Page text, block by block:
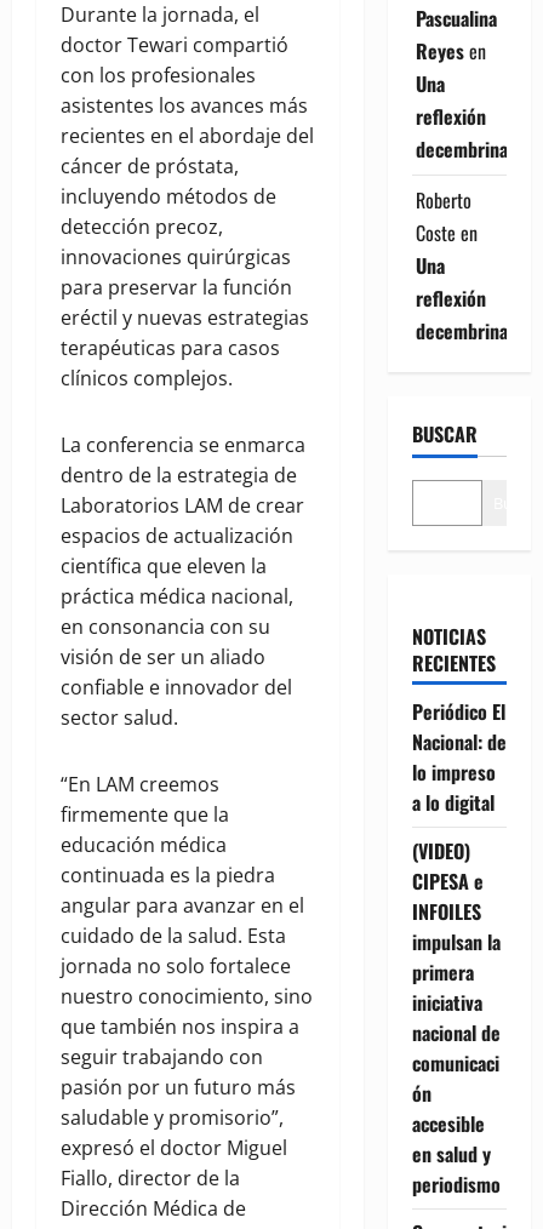
Durante la jornada, el
doctor Tewari compartió
con los profesionales
asistentes los avances más
recientes en el abordaje del
cáncer de próstata,
incluyendo métodos de
detección precoz,
innovaciones quirúrgicas
para preservar la función
eréctil y nuevas estrategias
terapéuticas para casos
clínicos complejos.
La conferencia se enmarca
dentro de la estrategia de
Laboratorios LAM de crear
espacios de actualización
científica que eleven la
práctica médica nacional,
en consonancia con su
visión de ser un aliado
confiable e innovador del
sector salud.
“En LAM creemos
firmemente que la
educación médica
continuada es la piedra
angular para avanzar en el
cuidado de la salud. Esta
jornada no solo fortalece
nuestro conocimiento, sino
que también nos inspira a
seguir trabajando con
pasión por un futuro más
saludable y promisorio”,
expresó el doctor Miguel
Fiallo, director de la
Dirección Médica de
Pascualina
Reyesen
Una
reflexión
decembrina
Roberto
Coste en
Una
reflexión
decembrina
BUSCAR
NOTICIAS
RECIENTES
Periódico El
Nacional: de
lo impreso
a lo digital
(VIDEO)
CIPESA e
INFOILES
impulsan la
primera
iniciativa
nacional de
comunicaci
ón
accesible
en salud y
periodismo